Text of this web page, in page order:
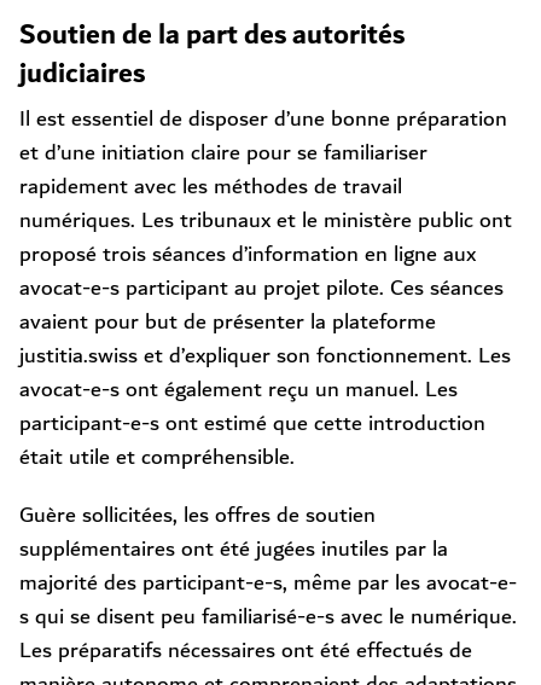
Soutien de la part des autorités
judiciaires
Il est essentiel de disposer d’une bonne préparation
et d’une initiation claire pour se familiariser
rapidement avec les méthodes de travail
numériques. Les tribunaux et le ministère public ont
proposé trois séances d’information en ligne aux
avocat-e-s participant au projet pilote. Ces séances
avaient pour but de présenter la plateforme
justitia.swiss et d’expliquer son fonctionnement. Les
avocat-e-s ont également reçu un manuel. Les
participant-e-s ont estimé que cette introduction
était utile et compréhensible.
Guère sollicitées, les offres de soutien
supplémentaires ont été jugées inutiles par la
majorité des participant-e-s, même par les avocat-e-
s qui se disent peu familiarisé-e-s avec le numérique.
Les préparatifs nécessaires ont été effectués de